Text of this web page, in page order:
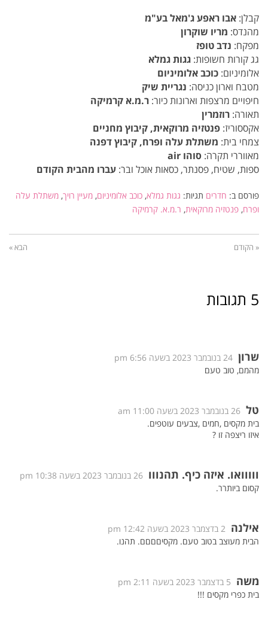
קבלן: אבו ראפע ג'מאל בע"מ
מהנדס: מריו שוקרון
מפקח: נדב טופז
גג קורות חשופות: גגות גמלא
אלומיניום: כוכב אלומיניום
מטבח וארון כניסה: נגריית שיק
חיפויים מרצפות וארונות כיור: ר.מ.א קרמיקה
תאורה: רוזמרין
אקססוריז: פנטזיה מרוקאית, קיבוץ מחניים
צמחי בית: משתלת עלה ופרח, קיבוץ דפנה
מאווררי תקרה: סוהו air
ספות, שטיח, פסנתר, כסאות אוכל ובר: עברו מהבית הקודם
פורסם ב: חדרים תגיות: גגות גמלא, כוכב אלומיניום, מעיין רויך, משתלת עלה
ופרח, פנטזיה מרוקאית, ר.מ.א. קרמיקה
« הקודם הבא »
5 תגובות
שרון 24 בנובמבר 2023 בשעה 6:56 pm
מהמם, טוב טעם
טל 26 בנובמבר 2023 בשעה 11:00 am
בית מקסים ,חמים ,צבעים עוטפים.
איזו ריצפה זו ?
ווווואו. איזה כיף. תהנווו 26 בנובמבר 2023 בשעה 10:38 pm
קסום ביותרר.
אילנה 2 בדצמבר 2023 בשעה 12:42 pm
הבית מעוצב בטוב טעם. מקסיםםםם. תהנו.
משה 5 בדצמבר 2023 בשעה 2:11 pm
בית כפרי מקסים !!!